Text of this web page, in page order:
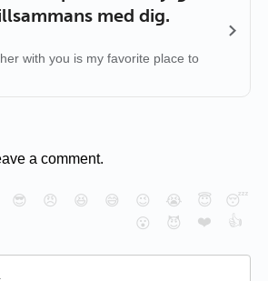
med dig.
with you is my favorite place to
a comment.
😎 😠 😆 😅 😉 😭 😇
😴
😮
😈 ❤️ 👍